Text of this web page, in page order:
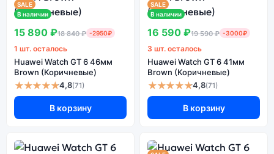
SALE
В наличии
15 890 ₽18 840 ₽ -2950₽
1 шт. осталось
Huawei Watch GT 6 46мм
Brown (Коричневые)
★★★★★4,8(71)
В корзину
SALE
В наличии
16 590 ₽19 590 ₽ -3000₽
3 шт. осталось
Huawei Watch GT 6 41мм
Brown (Коричневые)
★★★★★4,8(71)
В корзину